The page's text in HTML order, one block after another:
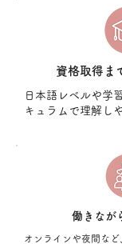
資格取得ま
日本語レベルや学
キュラムで理解し
働きなが
オンラインや夜間な